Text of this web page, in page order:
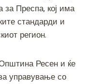
за Преспа, кој има
стандарди и
регион.
Ресен и ќе
управување со